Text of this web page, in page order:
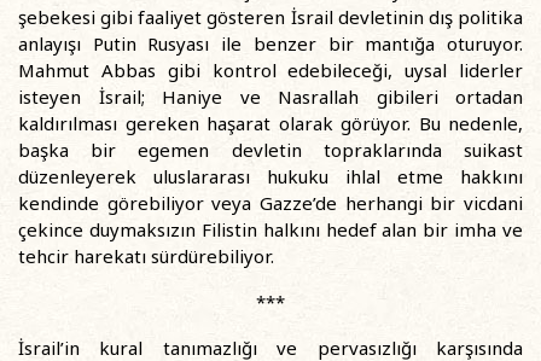
şebekesi gibi faaliyet gösteren İsrail devletinin dış politika
anlayışı Putin Rusyası ile benzer bir mantığa oturuyor.
Mahmut Abbas gibi kontrol edebileceği, uysal liderler
isteyen İsrail; Haniye ve Nasrallah gibileri ortadan
kaldırılması gereken haşarat olarak görüyor. Bu nedenle,
başka bir egemen devletin topraklarında suikast
düzenleyerek uluslararası hukuku ihlal etme hakkını
kendinde görebiliyor veya Gazze’de herhangi bir vicdani
çekince duymaksızın Filistin halkını hedef alan bir imha ve
tehcir harekatı sürdürebiliyor.
***
İsrail’in kural tanımazlığı ve pervasızlığı karşısında